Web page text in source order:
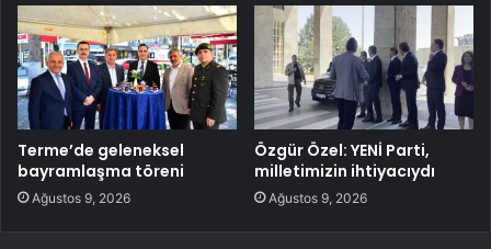
Terme’de geleneksel
bayramlaşma töreni
Ağustos 9, 2026
Özgür Özel: YENİ Parti,
milletimizin ihtiyacıydı
Ağustos 9, 2026